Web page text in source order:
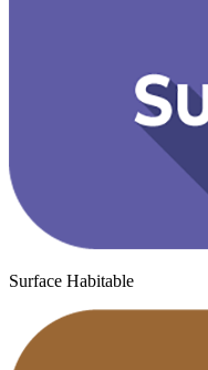
Surface Habitable